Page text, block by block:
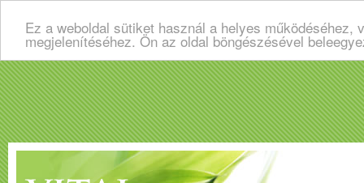
Ez a weboldal sütiket használ a helyes
megjelenítéséhez. Ön az oldal böngészésével